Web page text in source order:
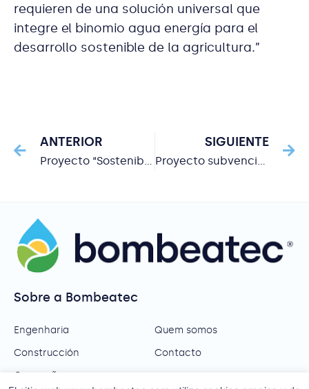
requieren de una solución universal que
integre el binomio agua energía para el
desarrollo sostenible de la agricultura.”
ANTERIOR
Proyecto “Sostenibilidad económica y ambiental de la energía para el regadío”
SIGUIENTE
Proyecto subvencionado por el CDTI
Sobre a Bombeatec
Engenharia
Construcción
Operação
Quem somos
Contacto